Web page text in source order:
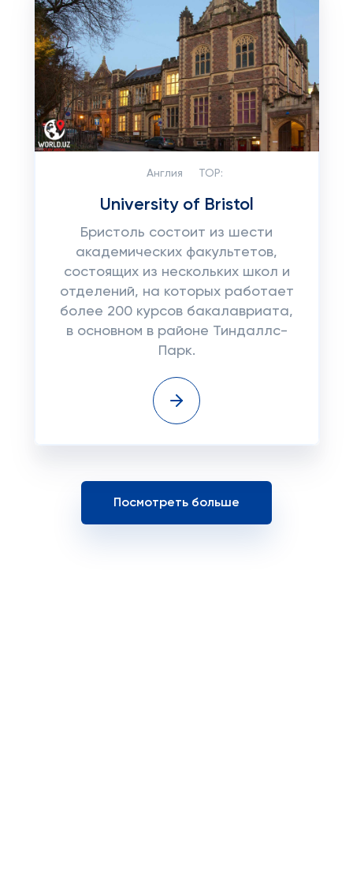
Англия TOP:
University of Bristol
Бристоль состоит из шести
академических факультетов,
состоящих из нескольких школ и
отделений, на которых работает
более 200 курсов бакалавриата,
в основном в районе Тиндаллс-
Парк.
Посмотреть больше